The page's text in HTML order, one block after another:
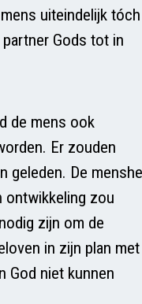
uiteindelijk tóch
Gods tot in
de mens ook
Er zouden
geleden. De
ontwikkeling zou
zijn om de
in zijn plan met
God niet kunnen